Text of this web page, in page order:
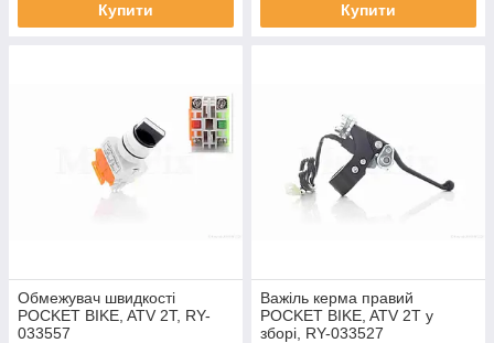
Купити Купити
Обмежувач швидкості
POCKET BIKE, ATV 2T, RY-
033557
Важіль керма правий
POCKET BIKE, ATV 2T у
зборі, RY-033527